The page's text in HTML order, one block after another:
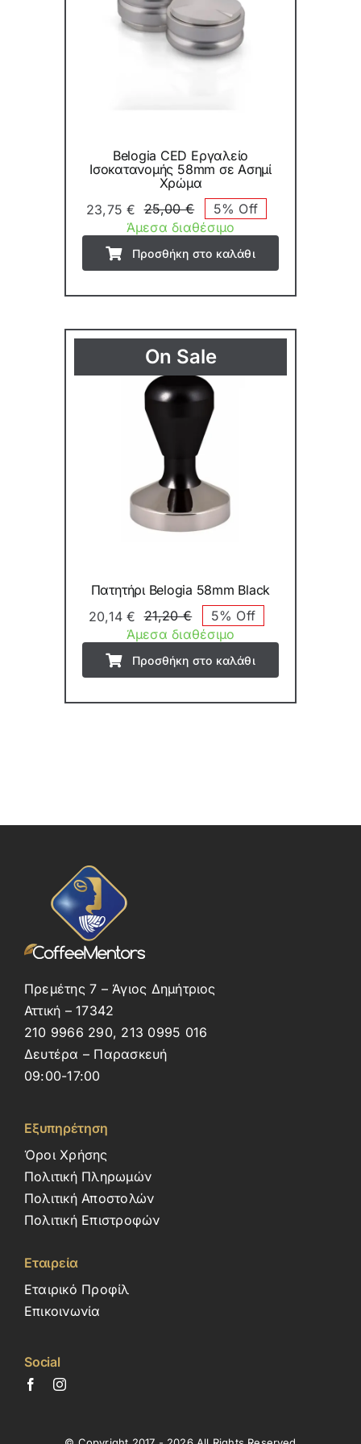
Belogia CED Εργαλείο
Ισοκατανομής 58mm σε Ασημί
Χρώμα
25,00€Original
price
was:
25,00 €.
23,75€
Η
τρέχουσα
τιμή
είναι:
23,75 €.
5% Off
Άμεσα διαθέσιμο
Προσθήκη στο καλάθι
On Sale
Πατητήρι Belogia 58mm Black
21,20€Original
price
was:
21,20 €.
20,14€
Η
τρέχουσα
τιμή
είναι:
20,14 €.
5% Off
Άμεσα διαθέσιμο
Προσθήκη στο καλάθι
Πρεμέτης 7 – Άγιος Δημήτριος
Αττική – 17342
210 9966 290, 213 0995 016
Δευτέρα – Παρασκευή
09:00-17:00
Εξυπηρέτηση
Όροι Χρήσης
Πολιτική Πληρωμών
Πολιτική Αποστολών
Πολιτική Επιστροφών
Εταιρεία
Εταιρικό Προφίλ
Επικοινωνία
Social